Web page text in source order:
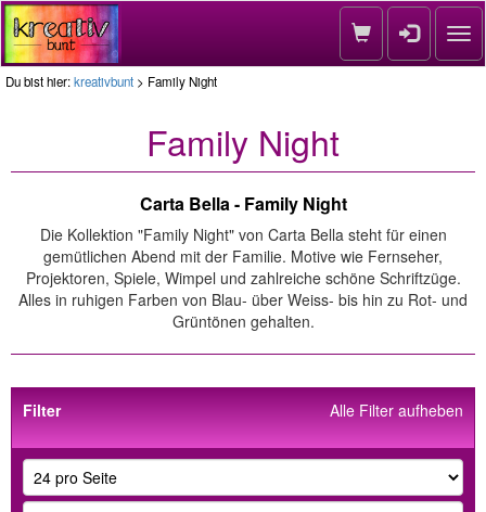
Du bist hier:kreativbunt > Family Night
Family Night
Carta Bella - Family Night
Die Kollektion "Family Night" von Carta Bella steht für einen
gemütlichen Abend mit der Familie. Motive wie Fernseher,
Projektoren, Spiele, Wimpel und zahlreiche schöne Schriftzüge.
Alles in ruhigen Farben von Blau- über Weiss- bis hin zu Rot- und
Grüntönen gehalten.
Alle Filter aufheben
Filter